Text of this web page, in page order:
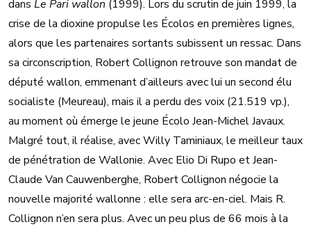
dans Le Pari wallon (1999). Lors du scrutin de juin 1999, la
crise de la dioxine propulse les Écolos en premières lignes,
alors que les partenaires sortants subissent un ressac. Dans
sa circonscription, Robert Collignon retrouve son mandat de
député wallon, emmenant d’ailleurs avec lui un second élu
socialiste (Meureau), mais il a perdu des voix (21.519 vp.),
au moment où émerge le jeune Écolo Jean-Michel Javaux.
Malgré tout, il réalise, avec Willy Taminiaux, le meilleur taux
de pénétration de Wallonie. Avec Elio Di Rupo et Jean-
Claude Van Cauwenberghe, Robert Collignon négocie la
nouvelle majorité wallonne : elle sera arc-en-ciel. Mais R.
Collignon n’en sera plus. Avec un peu plus de 66 mois à la